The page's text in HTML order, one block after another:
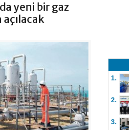
yeni bir gaz
1.
2.
3.